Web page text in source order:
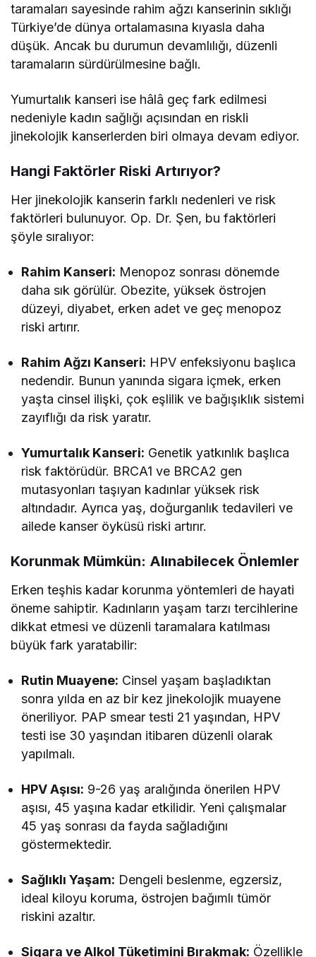
taramaları sayesinde rahim ağzı kanserinin sıklığı
Türkiye’de dünya ortalamasına kıyasla daha
düşük. Ancak bu durumun devamlılığı, düzenli
taramaların sürdürülmesine bağlı.
Yumurtalık kanseri ise hâlâ geç fark edilmesi
nedeniyle kadın sağlığı açısından en riskli
jinekolojik kanserlerden biri olmaya devam ediyor.
Hangi Faktörler Riski Artırıyor?
Her jinekolojik kanserin farklı nedenleri ve risk
faktörleri bulunuyor. Op. Dr. Şen, bu faktörleri
şöyle sıralıyor:
Rahim Kanseri: Menopoz sonrası dönemde
daha sık görülür. Obezite, yüksek östrojen
düzeyi, diyabet, erken adet ve geç menopoz
riski artırır.
Rahim Ağzı Kanseri: HPV enfeksiyonu başlıca
nedendir. Bunun yanında sigara içmek, erken
yaşta cinsel ilişki, çok eşlilik ve bağışıklık sistemi
zayıflığı da risk yaratır.
Yumurtalık Kanseri: Genetik yatkınlık başlıca
risk faktörüdür. BRCA1 ve BRCA2 gen
mutasyonları taşıyan kadınlar yüksek risk
altındadır. Ayrıca yaş, doğurganlık tedavileri ve
ailede kanser öyküsü riski artırır.
Korunmak Mümkün: Alınabilecek Önlemler
Erken teşhis kadar korunma yöntemleri de hayati
öneme sahiptir. Kadınların yaşam tarzı tercihlerine
dikkat etmesi ve düzenli taramalara katılması
büyük fark yaratabilir:
Rutin Muayene: Cinsel yaşam başladıktan
sonra yılda en az bir kez jinekolojik muayene
öneriliyor. PAP smear testi 21 yaşından, HPV
testi ise 30 yaşından itibaren düzenli olarak
yapılmalı.
HPV Aşısı: 9-26 yaş aralığında önerilen HPV
aşısı, 45 yaşına kadar etkilidir. Yeni çalışmalar
45 yaş sonrası da fayda sağladığını
göstermektedir.
Sağlıklı Yaşam: Dengeli beslenme, egzersiz,
ideal kiloyu koruma, östrojen bağımlı tümör
riskini azaltır.
Sigara ve Alkol Tüketimini Bırakmak: Özellikle